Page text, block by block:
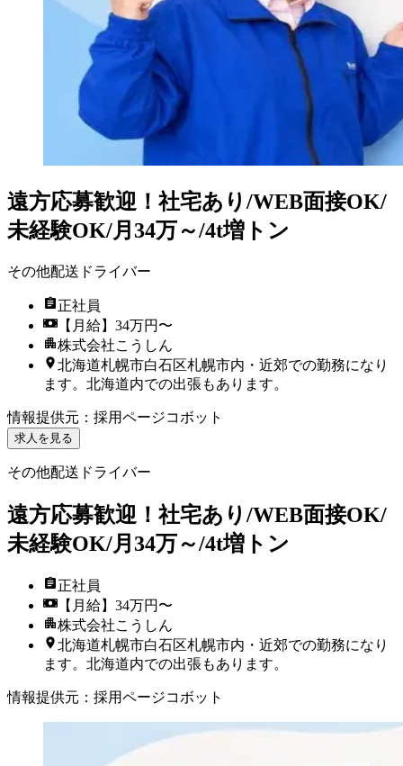
遠方応募歓迎！社宅あり/WEB面接OK/
未経験OK/月34万～/4t増トン
その他配送ドライバー
正社員
【月給】34万円〜
株式会社こうしん
北海道札幌市白石区札幌市内・近郊での勤務になり
ます。北海道内での出張もあります。
情報提供元 ： 採用ページコボット
求人を見る
その他配送ドライバー
遠方応募歓迎！社宅あり/WEB面接OK/
未経験OK/月34万～/4t増トン
正社員
【月給】34万円〜
株式会社こうしん
北海道札幌市白石区札幌市内・近郊での勤務になり
ます。北海道内での出張もあります。
情報提供元 ： 採用ページコボット